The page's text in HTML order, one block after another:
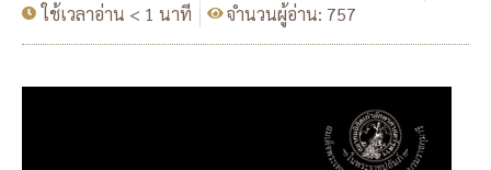
ใช้เวลาอ่าน < 1 นาที
จำนวนผู้อ่าน: 757